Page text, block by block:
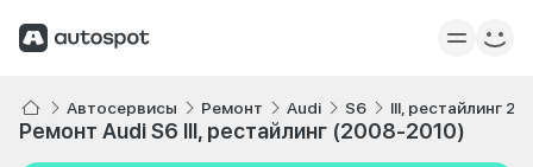
Автосервисы Ремонт Audi S6 III, рестайлинг
Ремонт Audi S6 III, рестайлинг (2008-2010)